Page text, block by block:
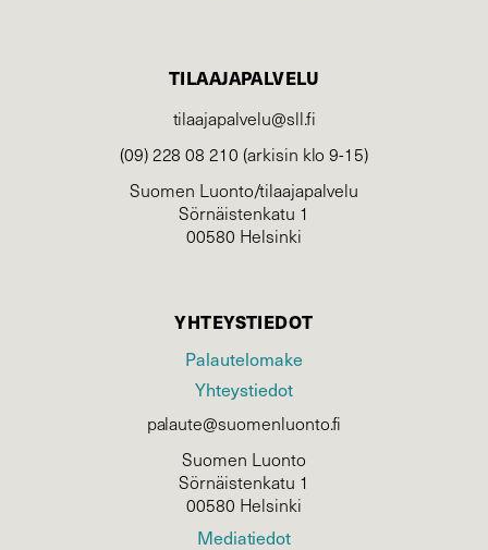
TILAAJAPALVELU
tilaajapalvelu@sll.fi
(09) 228 08 210 (arkisin klo 9-15)
Suomen Luonto/tilaajapalvelu
Sörnäistenkatu 1
00580 Helsinki
YHTEYSTIEDOT
Palautelomake
Yhteystiedot
palaute@suomenluonto.fi
Suomen Luonto
Sörnäistenkatu 1
00580 Helsinki
Mediatiedot